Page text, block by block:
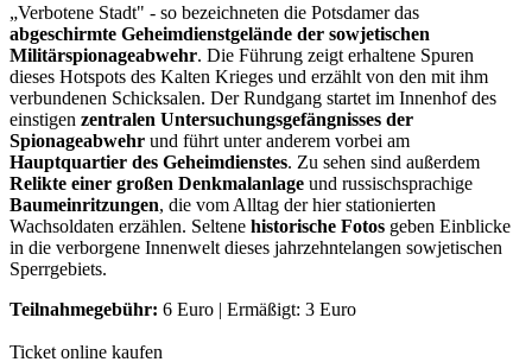
„Verbotene Stadt" - so bezeichneten die Potsdamer das
abgeschirmte Geheimdienstgelände der sowjetischen
Militärspionageabwehr. Die Führung zeigt erhaltene Spuren
dieses Hotspots des Kalten Krieges und erzählt von den mit ihm
verbundenen Schicksalen. Der Rundgang startet im Innenhof des
einstigen zentralen Untersuchungsgefängnisses der
Spionageabwehr und führt unter anderem vorbei am
Hauptquartier des Geheimdienstes. Zu sehen sind außerdem
Relikte einer großen Denkmalanlage und russischsprachige
Baumeinritzungen, die vom Alltag der hier stationierten
Wachsoldaten erzählen. Seltene historische Fotos geben Einblicke
in die verborgene Innenwelt dieses jahrzehntelangen sowjetischen
Sperrgebiets.
Teilnahmegebühr: 6 Euro | Ermäßigt: 3 Euro
Ticket online kaufen